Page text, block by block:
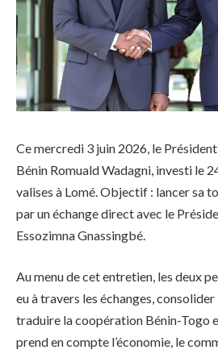
Ce mercredi 3 juin 2026, le
Bénin Romuald Wadagni, investi le
valises à Lomé. Objectif : lancer sa
par un échange direct avec le
Essozimna Gnassingbé.
Au menu de cet entretien, les deux
eu à travers les échanges,
traduire la coopération Bénin-Togo
prend en compte l’économie, le